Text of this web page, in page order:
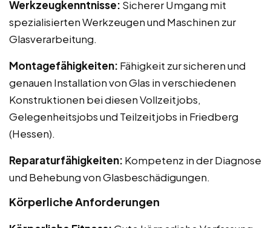
Werkzeugkenntnisse: Sicherer Umgang mit
spezialisierten Werkzeugen und Maschinen zur
Glasverarbeitung.
Montagefähigkeiten: Fähigkeit zur sicheren und
genauen Installation von Glas in verschiedenen
Konstruktionen bei diesen Vollzeitjobs,
Gelegenheitsjobs und Teilzeitjobs in Friedberg
(Hessen).
Reparaturfähigkeiten: Kompetenz in der Diagnose
und Behebung von Glasbeschädigungen.
Körperliche Anforderungen